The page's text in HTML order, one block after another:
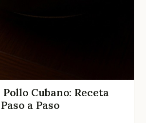
Cubano: Receta
a Paso